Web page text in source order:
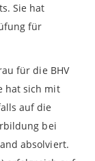
Sie hat
für
für die BHV
hat sich mit
auf die
bei
absolviert.